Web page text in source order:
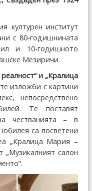
културен институт
с 80-годишнината
и 10-годишното
Мезиричи.
и „Кралица
изложби с картини
непосредствено
Те поставят
честванията – в
са посветени
„Кралица Мария –
„Музикалният салон